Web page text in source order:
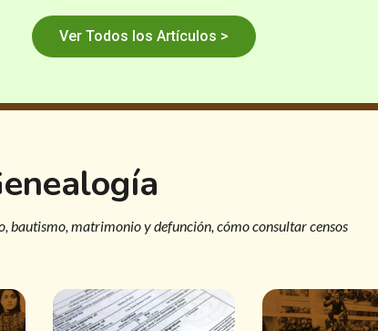
Ver Todos los Artículos >
bautismo, matrimonio y defunción, cómo consultar censos